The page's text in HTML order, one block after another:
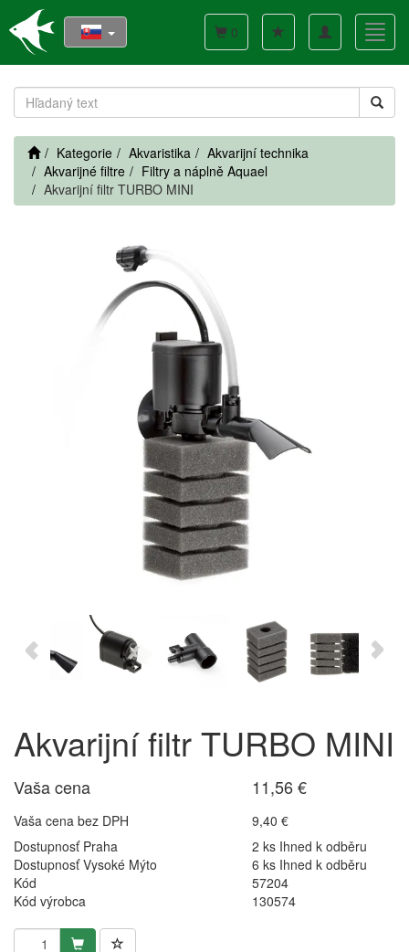
Toggle
navigation
0
Kategorie Akvaristika
Akvarijní technika
Akvarijné filtre
Filtry a náplně Aquael
Akvarijní filtr TURBO MINI
Akvarijní filtr TURBO MINI
Vaša cena 11,56 €
Vaša cena bez DPH
9,40 €
Dostupnosť Praha
2 ks Ihned k odběru
Dostupnosť Vysoké Mýto
6 ks Ihned k odběru
Kód
57204
Kód výrobca
130574